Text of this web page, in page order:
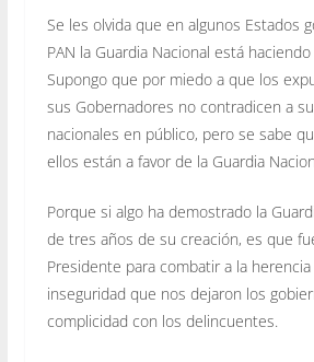
Se les olvida que en algunos Estados
PAN la Guardia Nacional está
Supongo que por miedo a que los
sus Gobernadores no contradicen a
nacionales en público, pero se sabe
ellos están a favor de la Guardia
Porque si algo ha demostrado la
de tres años de su creación, es que
Presidente para combatir a la
inseguridad que nos dejaron los
complicidad con los delincuentes.